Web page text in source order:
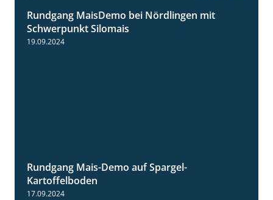
10:51
Rundgang MaisDemo bei Nördlingen mit
Schwerpunkt Silomais
19.09.2024
Rundgang Mais-Demo auf Spargel-
Kartoffelboden